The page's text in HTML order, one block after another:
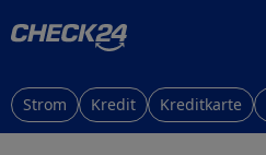
Strom Kredit Kreditkarte